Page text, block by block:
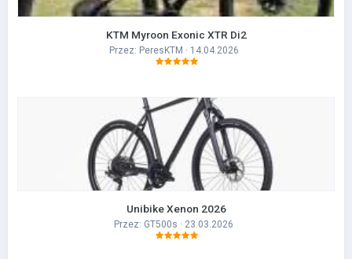
KTM Myroon Exonic XTR Di2
Przez: PeresKTM · 14.04.2026
Unibike Xenon 2026
Przez: GT500s · 23.03.2026